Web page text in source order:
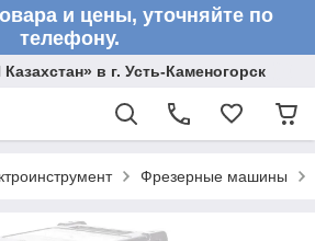
и цены, уточняйте по
телефону.
в г. Усть-Каменогорск
Фрезерные машины